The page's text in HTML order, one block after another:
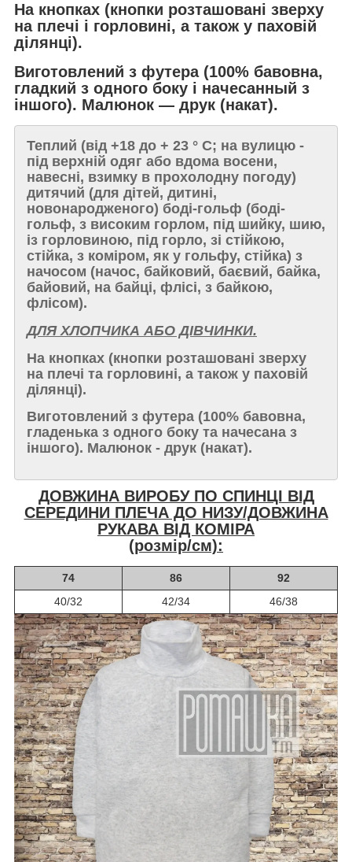
На кнопках (кнопки розташовані зверху
на плечі і горловині, а також у паховій
ділянці).
Виготовлений з футера (100% бавовна,
гладкий з одного боку і начесанный з
іншого). Малюнок ― друк (накат).
Теплий (від +18 до + 23 ° С; на вулицю -
під верхній одяг або вдома восени,
навесні, взимку в прохолодну погоду)
дитячий (для дітей, дитині,
новонародженого) боді-гольф (боді-
гольф, з високим горлом, під шийку, шию,
із горловиною, під горло, зі стійкою,
стійка, з коміром, як у гольфу, стійка) з
начосом (начос, байковий, баєвий, байка,
байовий, на байці, флісі, з байкою,
флісом).
ДЛЯ ХЛОПЧИКА АБО ДІВЧИНКИ.
На кнопках (кнопки розташовані зверху
на плечі та горловині, а також у паховій
ділянці).
Виготовлений з футера (100% бавовна,
гладенька з одного боку та начесана з
іншого). Малюнок - друк (накат).
ДОВЖИНА ВИРОБУ ПО СПИНЦІ ВІД
СЕРЕДИНИ ПЛЕЧА ДО НИЗУ/ДОВЖИНА
РУКАВА ВІД КОМІРА
(розмір/см):
74 86
92
40/32
42/34 46/38